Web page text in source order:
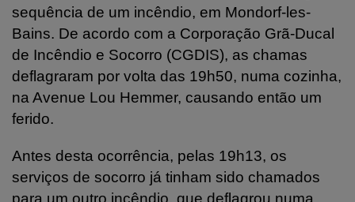
sequência de um incêndio, em Mondorf-les-
Bains. De acordo com a Corporação Grã-Ducal
de Incêndio e Socorro (CGDIS), as chamas
deflagraram por volta das 19h50, numa cozinha,
na Avenue Lou Hemmer, causando então um
ferido.
Antes desta ocorrência, pelas 19h13, os
serviços de socorro já tinham sido chamados
para um outro incêndio, que deflagrou numa